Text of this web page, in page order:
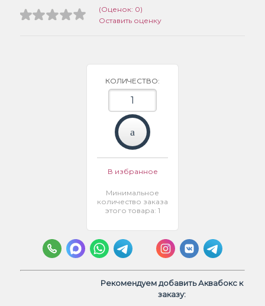
(Оценок: 0)
Оставить оценку
КОЛИЧЕСТВО:
В избранное
Минимальное
количество заказа
этого товара: 1
Рекомендуем добавить Аквабокс к
заказу: